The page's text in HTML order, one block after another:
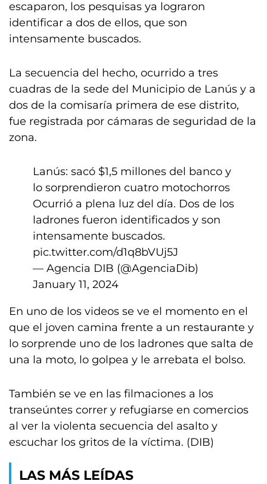
escaparon, los pesquisas ya lograron
identificar a dos de ellos, que son
intensamente buscados.
La secuencia del hecho, ocurrido a tres
cuadras de la sede del Municipio de Lanús y a
dos de la comisaría primera de ese distrito,
fue registrada por cámaras de seguridad de la
zona.
Lanús: sacó $1,5 millones del banco y
lo sorprendieron cuatro motochorros
Ocurrió a plena luz del día. Dos de los
ladrones fueron identificados y son
intensamente buscados.
pic.twitter.com/d1q8bVUj5J
— Agencia DIB (@AgenciaDib)
January 11, 2024
En uno de los videos se ve el momento en el
que el joven camina frente a un restaurante y
lo sorprende uno de los ladrones que salta de
una la moto, lo golpea y le arrebata el bolso.
También se ve en las filmaciones a los
transeúntes correr y refugiarse en comercios
al ver la violenta secuencia del asalto y
escuchar los gritos de la víctima. (DIB)
LAS MÁS LEÍDAS